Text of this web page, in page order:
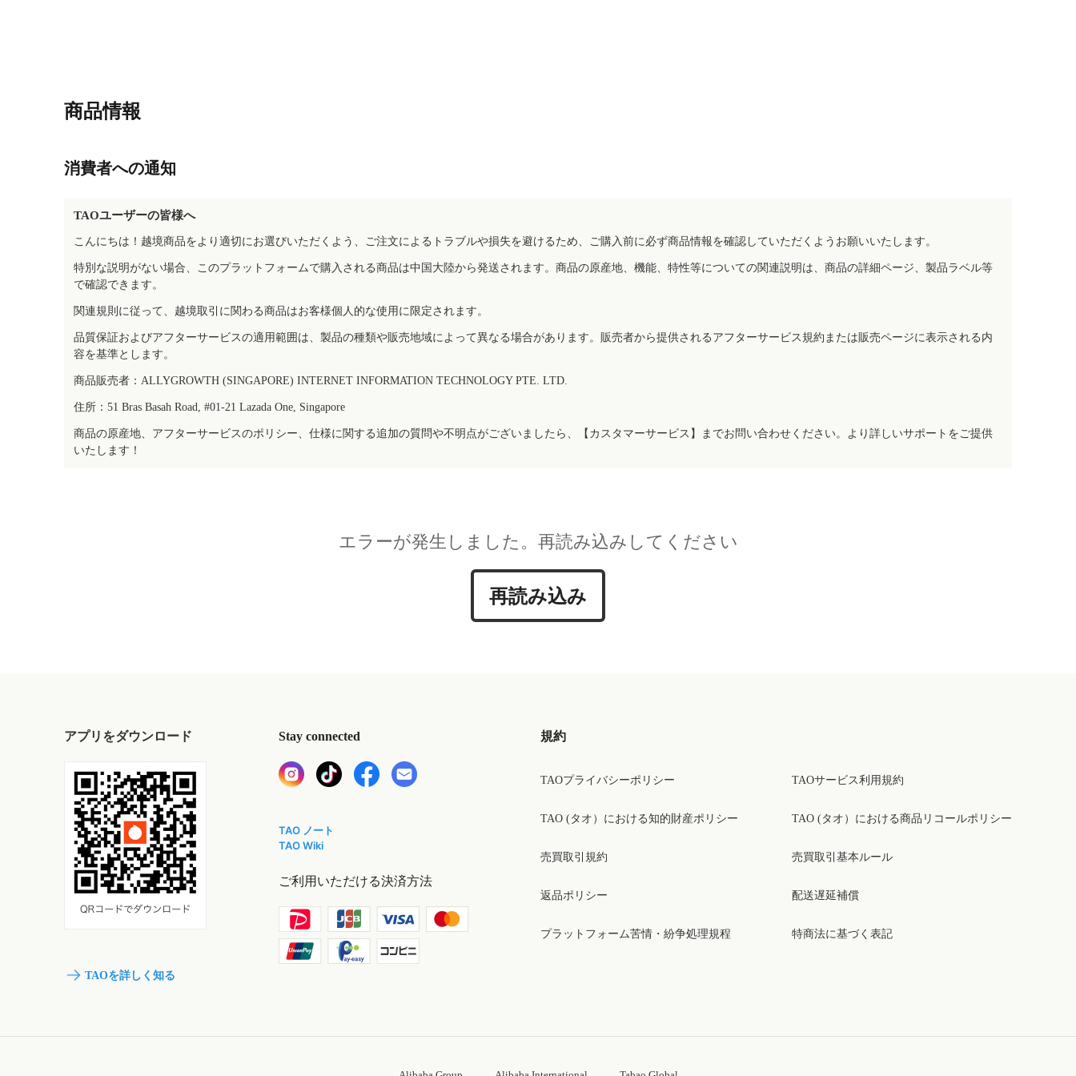
商品情報
消費者への通知
TAOユーザーの皆様へ
こんにちは！越境商品をより適切にお選びいただくよう、ご注文によるトラブルや損失を避けるため、ご購入前に必ず商品情報を確認していただくようお願いいたします。
特別な説明がない場合、このプラットフォームで購入される商品は中国大陸から発送されます。商品の原産地、機能、特性等についての関連説明は、商品の詳細ページ、製品ラベル等
で確認できます。
関連規則に従って、越境取引に関わる商品はお客様個人的な使用に限定されます。
品質保証およびアフターサービスの適用範囲は、製品の種類や販売地域によって異なる場合があります。販売者から提供されるアフターサービス規約または販売ページに表示される内
容を基準とします。
商品販売者：ALLYGROWTH (SINGAPORE) INTERNET INFORMATION TECHNOLOGY PTE. LTD.
住所：51 Bras Basah Road, #01-21 Lazada One, Singapore
商品の原産地、アフターサービスのポリシー、仕様に関する追加の質問や不明点がございましたら、【カスタマーサービス】までお問い合わせください。より詳しいサポートをご提供
いたします！
エラーが発生しました。再読み込みしてください
再読み込み
アプリをダウンロード
TAOを詳しく知る
Stay connected
TAO ノート
TAO Wiki
ご利用いただける決済方法
規約
TAOプライバシーポリシー
TAO (タオ）における知的財産ポリシー
売買取引規約
返品ポリシー
プラットフォーム苦情・紛争処理規程
TAOサービス利用規約
TAO (タオ）における商品リコールポリシー
売買取引基本ルール
配送遅延補償
特商法に基づく表記